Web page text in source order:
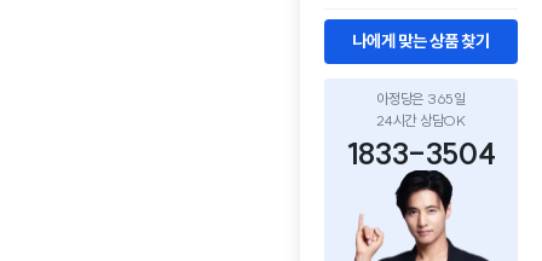
나에게 맞는 상품 찾기
아정당은 365일
24시간 상담OK
1833-3504